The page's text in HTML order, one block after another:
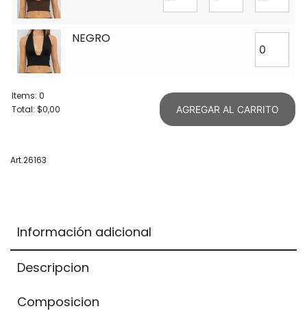
NEGRO
Items: 0
Total: $0,00
Your
AGREGAR AL CARRITO
Art.26163
Información adicional
Descripcion
Composicion